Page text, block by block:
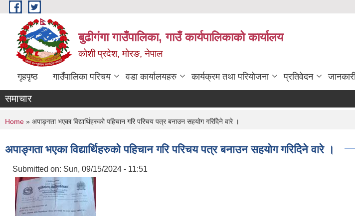
Skip to main content
बुढीगंगा गाउँपालिका, गाउँ कार्यपालिकाको कार्यालय
कोशी प्रदेश, मोरङ, नेपाल
गृहपृष्ठ गाउँपालिका परिचय वडा कार्यालयहरु कार्यक्रम तथा परियोजना प्रतिवेदन
समाचार
You are here
Home » अपाङ्गता भएका विद्यार्थिहरुको पहिचान गरि परिचय पत्र बनाउन सहयोग गरिदेिने वारे ।
अपाङ्गता भएका विद्यार्थिहरुको पहिचान गरि परिचय पत्र बनाउन सहयोग गरिदेिने वारे ।
Submitted on: Sun, 09/15/2024 - 11:51